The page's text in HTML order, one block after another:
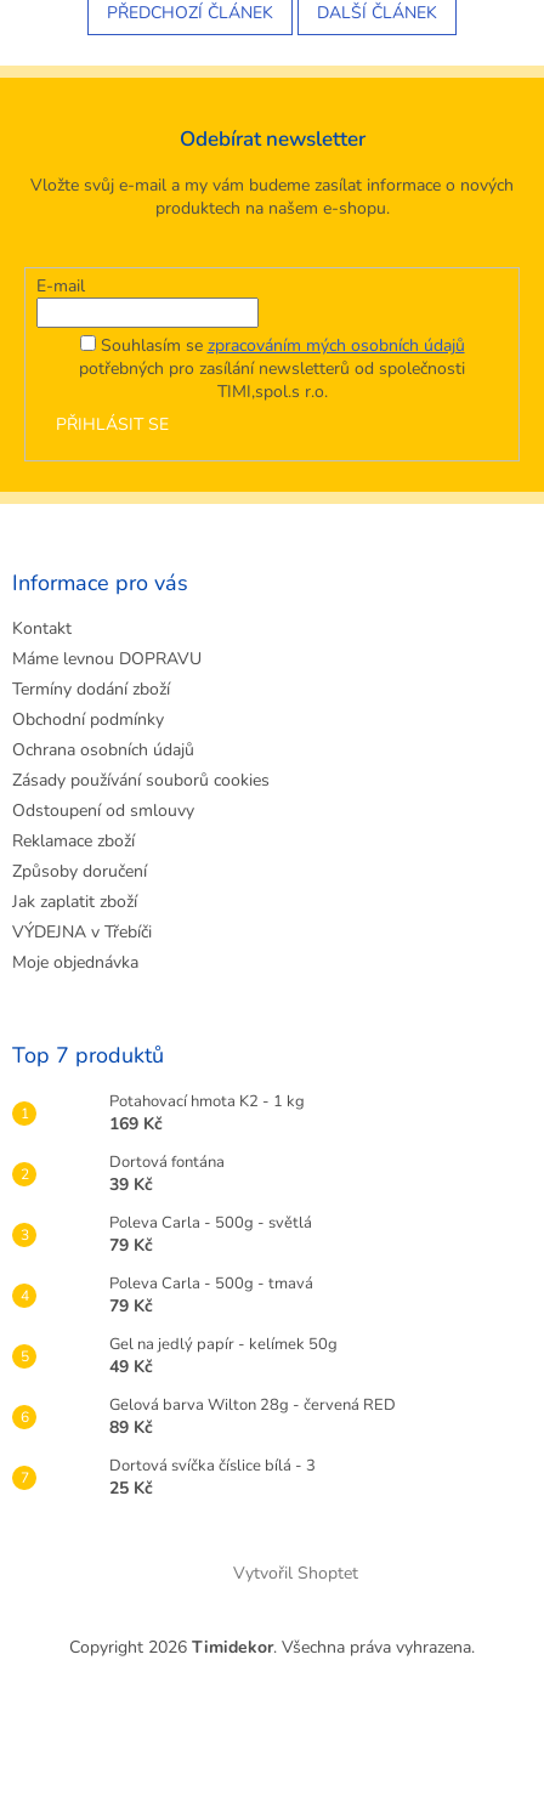
PŘEDCHOZÍ ČLÁNEK DALŠÍ ČLÁNEK
Odebírat newsletter
Vložte svůj e-mail a my vám budeme zasílat informace o nových
produktech na našem e-shopu.
E-mail
Souhlasím se zpracováním mých osobních údajů
potřebných pro zasílání newsletterů od společnosti
TIMI,spol.s r.o.
PŘIHLÁSIT SE
Z
Informace pro vás
Kontakt
Máme levnou DOPRAVU
Termíny dodání zboží
Obchodní podmínky
Ochrana osobních údajů
Zásady používání souborů cookies
Odstoupení od smlouvy
Reklamace zboží
Způsoby doručení
Jak zaplatit zboží
VÝDEJNA v Třebíči
Moje objednávka
Top 7 produktů
Potahovací hmota K2 - 1 kg
169 Kč
Dortová fontána
39 Kč
Poleva Carla - 500g - světlá
79 Kč
Poleva Carla - 500g - tmavá
79 Kč
Gel na jedlý papír - kelímek 50g
49 Kč
Gelová barva Wilton 28g - červená RED
89 Kč
Dortová svíčka číslice bílá - 3
25 Kč
Vytvořil Shoptet
Copyright 2026 Timidekor. Všechna práva vyhrazena.